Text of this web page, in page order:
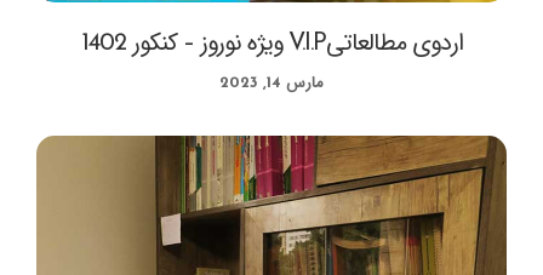
اردوی مطالعاتیV.I.P ویژه نوروز – کنکور 1402
مارس 14, 2023